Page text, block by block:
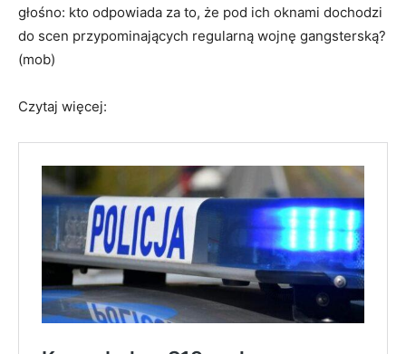
głośno: kto odpowiada za to, że pod ich oknami dochodzi
do scen przypominających regularną wojnę gangsterską?
(mob)
Czytaj więcej: